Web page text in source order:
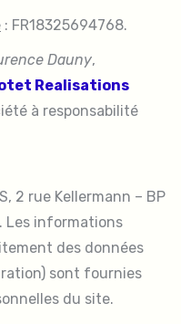
: FR18325694768.
Dauny,
Realisations
à responsabilité
2 rue Kellermann – BP
Les informations
des données
sont fournies
du site.